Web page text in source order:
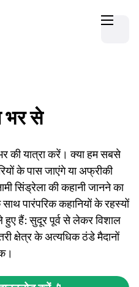
भर से
की यात्रा करें। क्या हम सबसे
के पास जाएंगे या अफ्रीकी
सिंड्रेला की कहानी जानने का
पारंपरिक कहानियों के रहस्यों
हुए हैं: सुदूर पूर्व से लेकर विशाल
क्षेत्र के अत्यधिक ठंडे मैदानों